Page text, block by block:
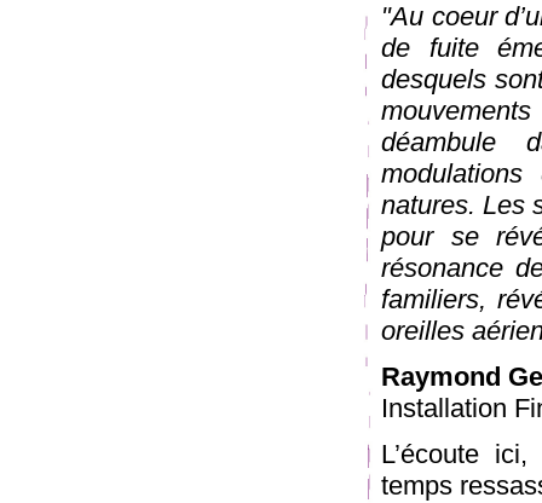
"Au coeur
de fuite
desquels
déambule
natures. Les
pour se
résonance
familiers,
oreilles
Raymond
Installation
L’écoute
temps